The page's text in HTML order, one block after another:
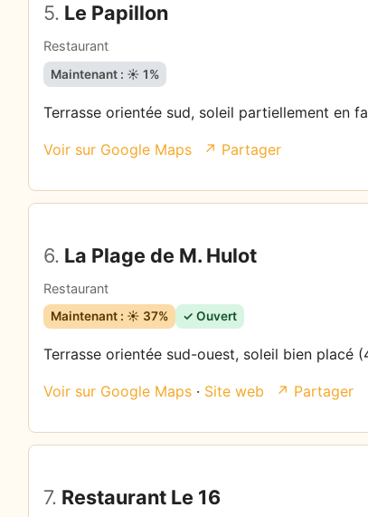
5. Le Papillon
Restaurant
Maintenant : ☀️ 1%
Terrasse orientée sud, soleil partiellement en
Voir sur Google Maps ↗ Partager
6. La Plage de M. Hulot
Restaurant
Maintenant : ☀️ 37% ✓ Ouvert
Terrasse orientée sud-ouest, soleil bien placé
Voir sur Google Maps · Site web ↗ Partager
7. Restaurant Le 16